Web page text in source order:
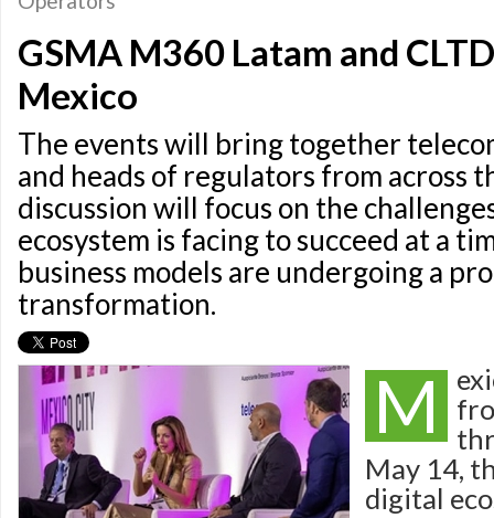
GSMA M360 Latam and
Mexico
The events will bring together
and heads of regulators from across
discussion will focus on the
ecosystem is facing to succeed at a
business models are undergoing a
transformation.
M
May 14,
digital